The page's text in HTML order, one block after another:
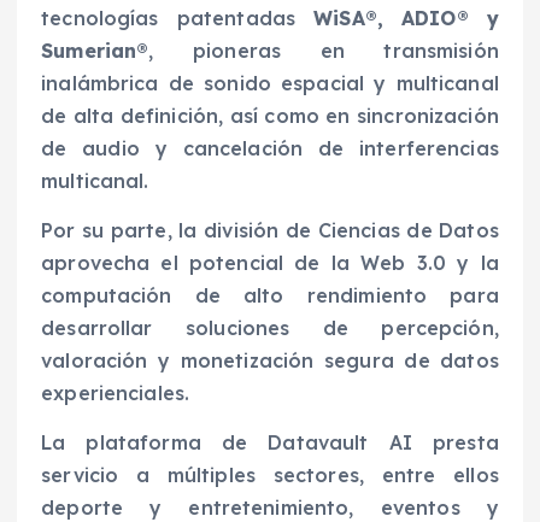
tecnologías patentadasWiSA®, ADIO® y
Sumerian®, pioneras en transmisión
inalámbrica de sonido espacial y multicanal
de alta definición, así como en sincronización
de audio y cancelación de interferencias
multicanal.
Por su parte, la división de Ciencias de Datos
aprovecha el potencial de la Web 3.0 y la
computación de alto rendimiento para
desarrollar soluciones de percepción,
valoración y monetización segura de datos
experienciales.
La plataforma de Datavault AI presta
servicio a múltiples sectores, entre ellos
deporte y entretenimiento, eventos y